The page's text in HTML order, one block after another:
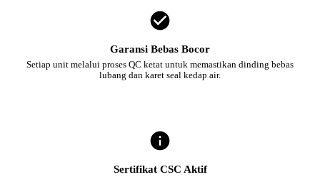
Garansi Bebas Bocor
Setiap unit melalui proses QC ketat untuk memastikan dinding bebas
lubang dan karet seal kedap air.
Sertifikat CSC Aktif